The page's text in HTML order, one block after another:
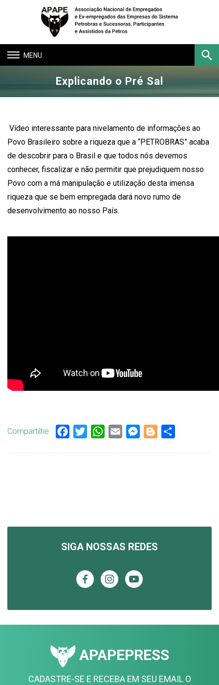
Toggle
navigation
Explicando o Pré Sal
Vídeo interessante para nivelamento de informações ao
Povo Brasileiro sobre a riqueza que a “PETROBRAS” acaba
de descobrir para o Brasil e que todos nós devemos
conhecer, fiscalizar e não permitir que prejudiquem nosso
Povo com a má manipulação e utilização desta imensa
riqueza que se bem empregada dará novo rumo de
desenvolvimento ao nosso País.
Compartilhe Facebook
TwitterWhatsApp
Email Messenger
Blogger
SIGA NOSSAS REDES
APAPEPRESS
CADASTRE-SE E RECEBA EM SEU EMAIL O